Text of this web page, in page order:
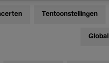
Tentoonstellingen